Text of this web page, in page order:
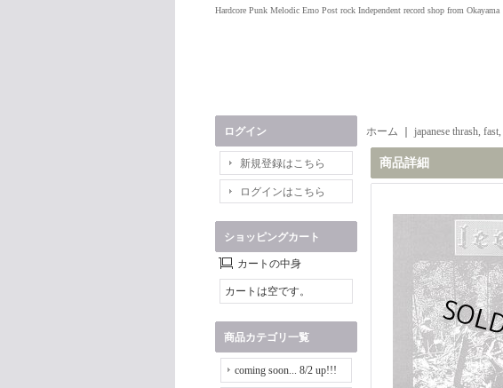
Hardcore Punk Melodic Emo Post rock Independent record shop from Okayama
ログイン
新規登録はこちら
ログインはこちら
ショッピングカート
カートの中身
カートは空です。
商品カテゴリ一覧
coming soon... 8/2 up!!!
ホーム japanese thrash,
商品詳細